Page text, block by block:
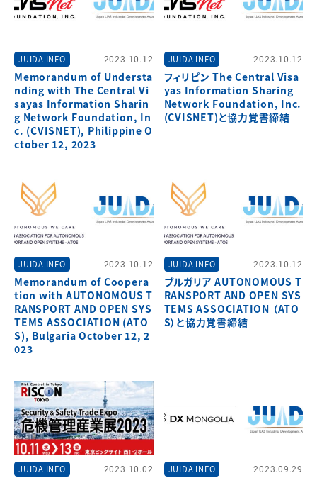
JUIDA INFO 2023.10.12
Memorandum of Understa
nding with The Central Vi
sayas Information Sharin
g Network Foundation, In
c. (CVISNET), Philippine O
ctober 12, 2023
JUIDA INFO 2023.10.12
フィリピン The Central Visa
yas Information Sharing
Network Foundation, Inc.
(CVISNET)と協力覚書締結
JUIDA INFO 2023.10.12
Memorandum of Coopera
tion with AUTONOMOUS T
RANSPORT AND OPEN SYS
TEMS ASSOCIATION (ATO
S), Bulgaria October 12, 2
023
JUIDA INFO 2023.10.12
ブルガリア AUTONOMOUS T
RANSPORT AND OPEN SYS
TEMS ASSOCIATION （ATO
S）と協力覚書締結
JUIDA INFO 2023.10.02 JUIDA INFO 2023.09.29